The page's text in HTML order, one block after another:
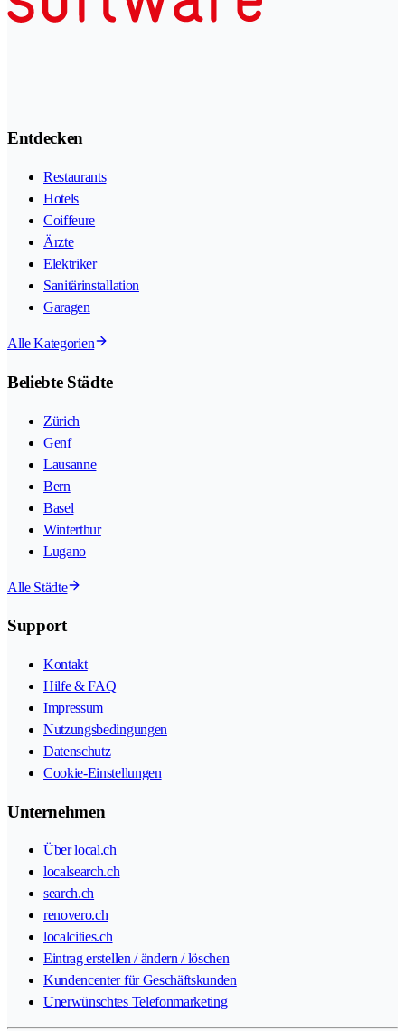
Entdecken
Restaurants
Hotels
Coiffeure
Ärzte
Elektriker
Sanitärinstallation
Garagen
Alle Kategorien
Beliebte Städte
Zürich
Genf
Lausanne
Bern
Basel
Winterthur
Lugano
Alle Städte
Support
Kontakt
Hilfe & FAQ
Impressum
Nutzungsbedingungen
Datenschutz
Cookie-Einstellungen
Unternehmen
Über local.ch
localsearch.ch
search.ch
renovero.ch
localcities.ch
Eintrag erstellen / ändern / löschen
Kundencenter für Geschäftskunden
Unerwünschtes Telefonmarketing